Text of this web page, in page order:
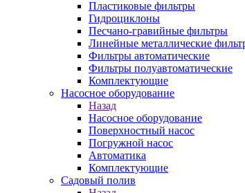
Пластиковые фильтры
Гидроциклоны
Песчано-гравийные фильтры
Линейные металлические
Фильтры автоматические
Фильтры полуавтоматические
Комплектующие
Насосное оборудование
Назад
Насосное оборудование
Поверхностный насос
Погружной насос
Автоматика
Комплектующие
Садовый полив